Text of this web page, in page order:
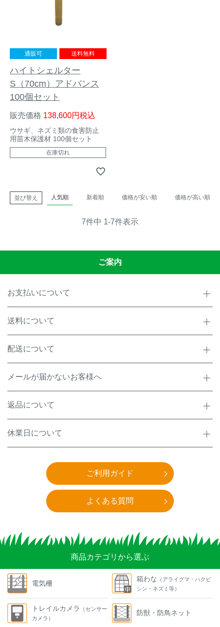
通販可 送料無料
ハイトシェルター
S（70cm）アドバンス
100個セット
販売価格 138,600 税込
ウサギ、ネズミ類の食害防止
用苗木保護材 100個セット
在庫切れ
並び替え 人気順 新着順 価格が安い順 価格が高い順
7件中 1-7件表示
ご案内
お支払いについて
送料について
配送について
メールが届かないお客様へ
返品について
休業日について
ご利用ガイド
よくある質問
商品カテゴリから選ぶ
電気柵
トレイルカメラ
（センサー
カメラ）
箱わな （アライグマ・ハクビ
シン・ネズミ等）
防獣・防鳥ネット